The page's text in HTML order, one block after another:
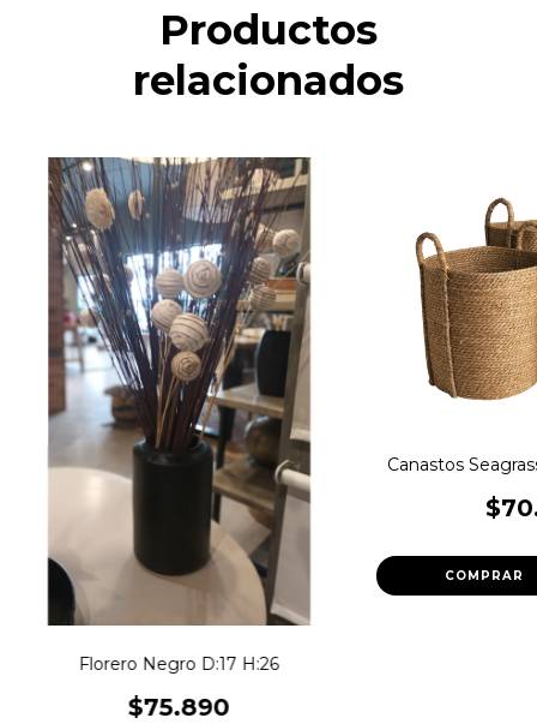
Productos
relacionados
Florero Negro D:17 H:26
$75.890
Canastos